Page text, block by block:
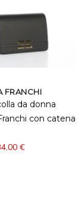
FRANCHI
da donna
con catena
€